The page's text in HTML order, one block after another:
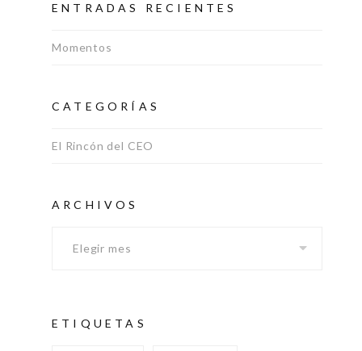
ENTRADAS RECIENTES
Momentos
CATEGORÍAS
El Rincón del CEO
ARCHIVOS
ETIQUETAS